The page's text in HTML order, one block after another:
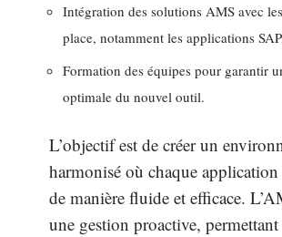
Intégration des solutions AMS avec
place, notamment les applications
Formation des équipes pour garantir
optimale du nouvel outil.
L’objectif est de créer un
harmonisé où chaque
de manière fluide et efficace.
une gestion proactive, permettant